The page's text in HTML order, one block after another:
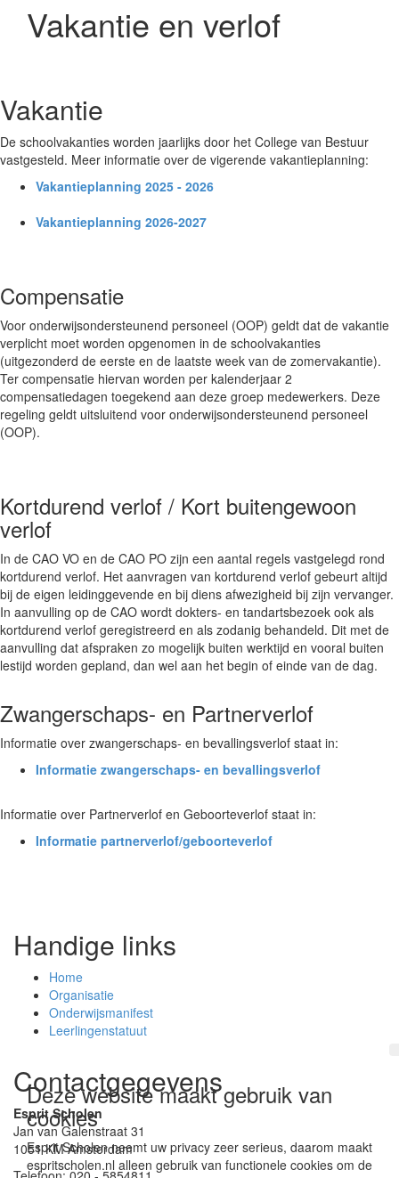
Vakantie en verlof
Vakantie
De schoolvakanties worden jaarlijks door het College van Bestuur
vastgesteld. Meer informatie over de vigerende vakantieplanning:
Vakantieplanning 2025 - 2026
Vakantieplanning 2026-2027
Compensatie
Voor onderwijsondersteunend personeel (OOP) geldt dat de vakantie
verplicht moet worden opgenomen in de schoolvakanties
(uitgezonderd de eerste en de laatste week van de zomervakantie).
Ter compensatie hiervan worden per kalenderjaar 2
compensatiedagen toegekend aan deze groep medewerkers. Deze
regeling geldt uitsluitend voor onderwijsondersteunend personeel
(OOP).
Kortdurend verlof / Kort buitengewoon
verlof
In de CAO VO en de CAO PO zijn een aantal regels vastgelegd rond
kortdurend verlof. Het aanvragen van kortdurend verlof gebeurt altijd
bij de eigen leidinggevende en bij diens afwezigheid bij zijn vervanger.
In aanvulling op de CAO wordt dokters- en tandartsbezoek ook als
kortdurend verlof geregistreerd en als zodanig behandeld. Dit met de
aanvulling dat afspraken zo mogelijk buiten werktijd en vooral buiten
lestijd worden gepland, dan wel aan het begin of einde van de dag.
Zwangerschaps- en Partnerverlof
Informatie over zwangerschaps- en bevallingsverlof staat in:
Informatie zwangerschaps- en bevallingsverlof
Informatie over Partnerverlof en Geboorteverlof staat in:
Informatie partnerverlof/geboorteverlof
Handige links
Home
Organisatie
Onderwijsmanifest
Leerlingenstatuut
Contactgegevens
Esprit Scholen
Jan van Galenstraat 31
1051 KM Amsterdam
Deze website maakt gebruik van
cookies
Esprit Scholen neemt uw privacy zeer serieus, daarom maakt
espritscholen.nl alleen gebruik van functionele cookies om de